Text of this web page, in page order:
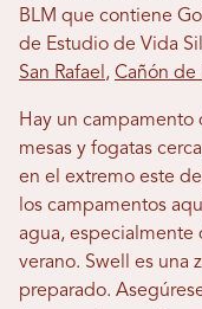
BLM que contiene
de Estudio de Vida
San Rafael , Cañón de
Hay un campamento
mesas y fogatas
en el extremo este
los campamentos
agua, especialmente
verano. Swell es una
preparado.